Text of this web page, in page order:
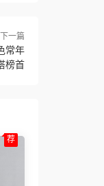
下一篇
常年
榜首
荐